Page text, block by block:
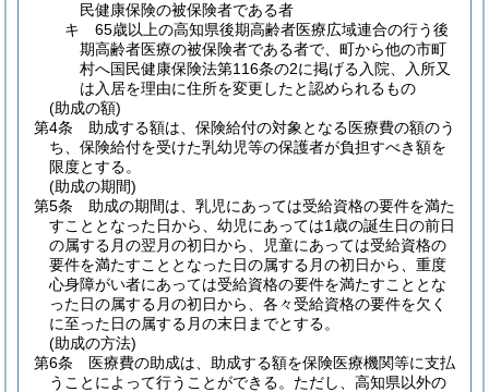
民健康保険の被保険者である者
キ
65歳以上の高知県後期高齢者医療広域連合の行う後
期高齢者医療の被保険者である者で、町から他の市町
村へ国民健康保険法第116条の2に掲げる入院、入所又
は入居を理由に住所を変更したと認められるもの
(助成の額)
第4条
助成する額は、保険給付の対象となる医療費の額のう
ち、保険給付を受けた乳幼児等の保護者が負担すべき額を
限度とする。
(助成の期間)
第5条
助成の期間は、乳児にあっては受給資格の要件を満た
すこととなった日から、幼児にあっては1歳の誕生日の前日
の属する月の翌月の初日から、児童にあっては受給資格の
要件を満たすこととなった日の属する月の初日から、重度
心身障がい者にあっては受給資格の要件を満たすこととな
った日の属する月の初日から、各々受給資格の要件を欠く
に至った日の属する月の末日までとする。
(助成の方法)
第6条
医療費の助成は、助成する額を保険医療機関等に支払
うことによって行うことができる。 ただし、高知県以外の